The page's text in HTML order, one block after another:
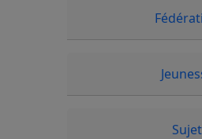
Sujet